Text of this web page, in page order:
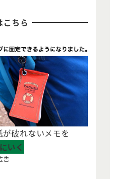
こちら
破れないメモを
いく
告